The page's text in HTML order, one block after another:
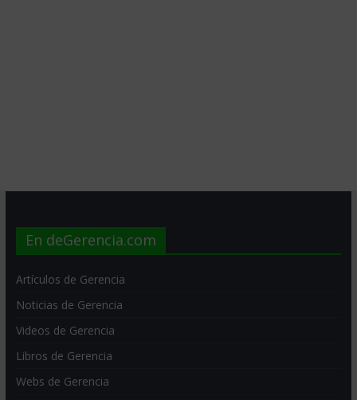
En deGerencia.com
Artículos de Gerencia
Noticias de Gerencia
Videos de Gerencia
Libros de Gerencia
Webs de Gerencia